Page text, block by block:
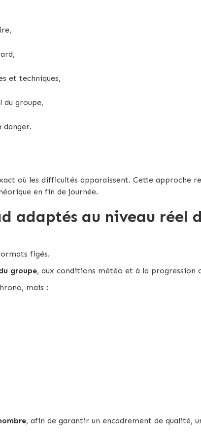
et techniques,
du groupe,
danger.
où les difficultés apparaissent. Cette approche
en fin de journée.
adaptés au niveau réel
figés.
groupe, aux conditions météo et à la progression
mais :
, afin de garantir un encadrement de qualité,